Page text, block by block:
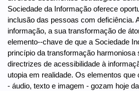
Sociedade da Informação oferece
inclusão das pessoas com deficiência.
informação, a sua transformação de
elemento--chave de que a Sociedade
princípio da transformação harmoniosa
directrizes de acessibilidade à
utopia em realidade. Os elementos
- áudio, texto e imagem - gozam hoje